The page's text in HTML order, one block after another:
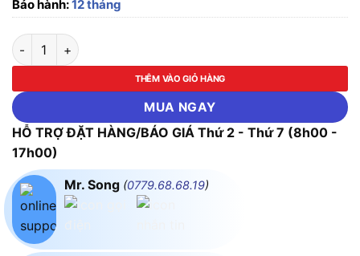
Bảo hành:12 tháng
Bóng đèn LED Idec LSED-2RN, Màu Đỏ, 24V AC/DC số lượng
THÊM VÀO GIỎ HÀNG
MUA NGAY
HỖ TRỢ ĐẶT HÀNG/BÁO GIÁ Thứ 2 - Thứ 7 (8h00 -
17h00)
Mr. Song (0779.68.68.19)